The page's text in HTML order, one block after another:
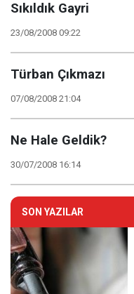
Sıkıldık Gayri
23/08/2008 09:22
Türban Çıkmazı
07/08/2008 21:04
Ne Hale Geldik?
30/07/2008 16:14
SON YAZILAR